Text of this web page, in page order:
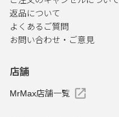
返品について
よくあるご質問
お問い合わせ・ご意見
店舗
MrMax店舗一覧